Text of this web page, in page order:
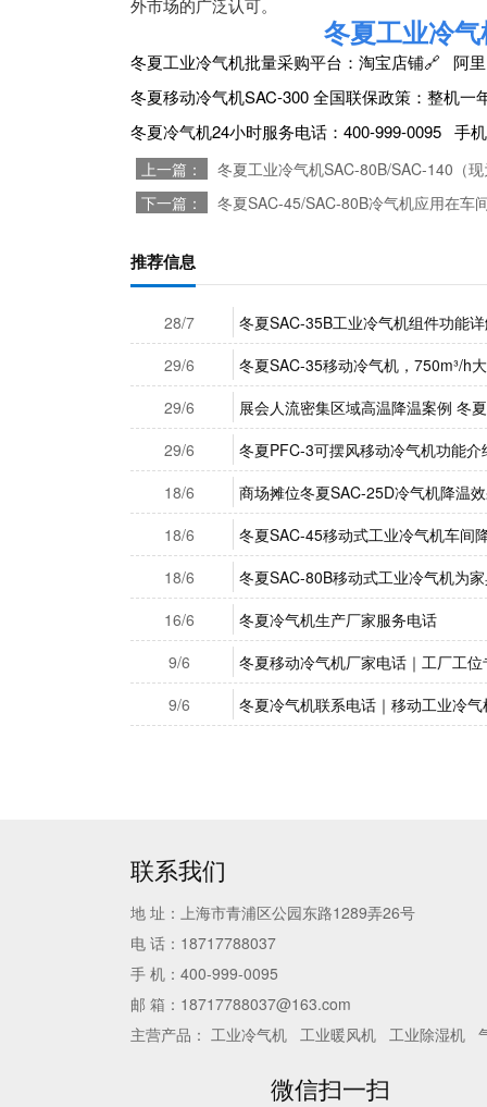
外市场的广泛认可。
冬夏工业冷
冬夏工业冷气机批量采购平台： 淘宝店铺🔗
阿
冬夏移动冷气机SAC-300全国联保政策：整机一
冬夏冷气机24小时服务电话：400-999-0095 手
上一篇：
冬夏工业冷气机SAC-80B/SAC-140（
下一篇：
冬夏SAC-45/SAC-80B冷气机应用在车
推荐信息
28/7
冬夏SAC-35B工业冷气机组件功能
29/6
冬夏SAC-35移动冷气机，750m³/h
29/6
展会人流密集区域高温降温案例 冬
29/6
冬夏PFC-3可摆风移动冷气机功能介
18/6
商场摊位冬夏SAC-25D冷气机降温
18/6
冬夏SAC-45移动式工业冷气机车间
18/6
冬夏SAC-80B移动式工业冷气机为
16/6
冬夏冷气机生产厂家服务电话
9/6
冬夏移动冷气机厂家电话｜工厂工
9/6
冬夏冷气机联系电话｜移动工业冷
联系我们
地 址：上海市青浦区公园东路1289弄26号
电 话：18717788037
手 机：400-999-0095
邮 箱：18717788037@163.com
主营产品： 工业冷气机 工业暖风机 工业除湿机
微信扫一扫